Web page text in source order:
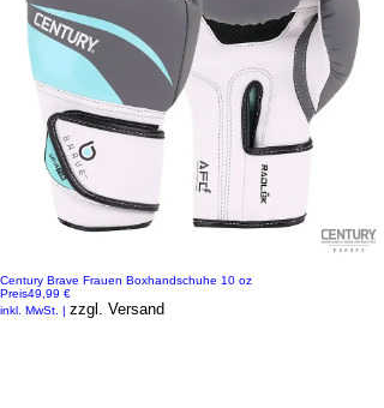
Century Brave Frauen Boxhandschuhe 10 oz
Preis49,99 €
inkl. MwSt. | zzgl. Versand